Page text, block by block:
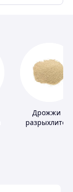
Дрожжи и